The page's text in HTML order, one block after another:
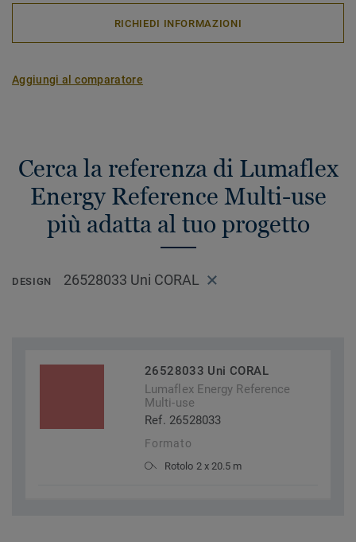
RICHIEDI INFORMAZIONI
Aggiungi al comparatore
Cerca la referenza di Lumaflex
Energy Reference Multi-use
più adatta al tuo progetto
DESIGN 26528033 Uni CORAL
26528033 Uni CORAL
Lumaflex Energy Reference
Multi-use
Ref. 26528033
Formato
Rotolo 2 x 20.5 m